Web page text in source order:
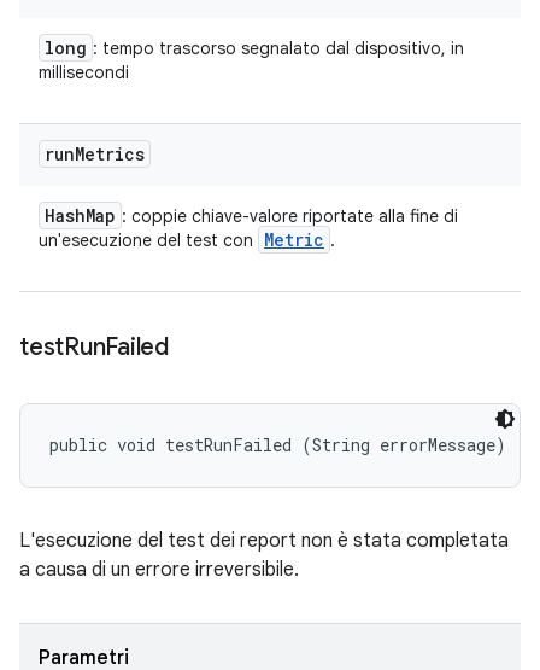
long : tempo trascorso segnalato dal dispositivo, in
millisecondi
runMetrics
HashMap : coppie chiave-valore riportate alla fine di
un'esecuzione del test con
Metric .
testRunFailed
public void testRunFailed (String errorMessage)
L'esecuzione del test dei report non è stata completata
a causa di un errore irreversibile.
Parametri